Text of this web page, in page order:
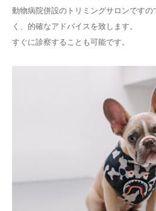
動物病院併設のトリミングサロンです
く、的確なアドバイスを致します。
すぐに診察することも可能です。